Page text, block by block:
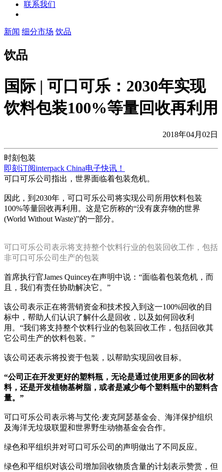
联系我们
新闻 细分市场 饮品
饮品
国际 | 可口可乐：2030年实现
饮料包装100%等量回收再利用
2018年04月02日
时刻包装
即刻订阅interpack China电子快讯！
可口可乐公司指出，世界面临着包装危机。
因此，到2030年，可口可乐公司将实现公司所用饮料包装
100%等量回收再利用。这是它所称的“没有废弃物的世界
(World Without Waste)”的一部分。
可口可乐公司表示将支持整个饮料行业的包装回收工作，包括
非可口可乐公司生产的包装
首席执行官James Quincey在声明中说：“面临着包装危机，而
且，我们有责任协助解决它。”
该公司表示正在将营销资金和技术投入到这一100%回收的目
标中，帮助人们认识了解什么是回收，以及如何回收利
用。“我们将支持整个饮料行业的包装回收工作，包括回收其
它公司生产的饮料包装。”
该公司还表示将投资于包装，以帮助实现回收目标。
“公司正在开发更好的塑料瓶，无论是通过使用更多的回收材
料，还是开发植物基树脂，或者是减少每个塑料瓶中的塑料含
量。”
可口可乐公司表示将与艾伦·麦克阿瑟基金会、海洋保护组织
及海洋无垃圾联盟和世界野生动物基金会合作。
绿色和平组织并对可口可乐公司的声明做出了不同反应。
绿色和平组织对该公司增加回收物质含量的计划表示赞赏，但